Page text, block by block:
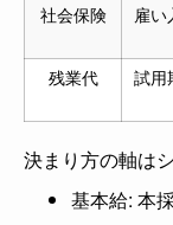
社会保険
雇い
残業代
試用
決まり方の軸は
基本給: 本